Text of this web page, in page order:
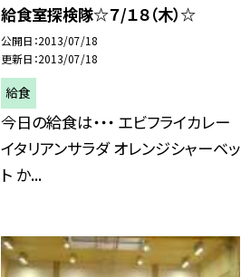
給食室探検隊☆７/１８（木）☆
公開日 2013/07/18
更新日 2013/07/18
給食
今日の給食は・・・ エビフライカレー
イタリアンサラダ オレンジシャーベッ
ト か...